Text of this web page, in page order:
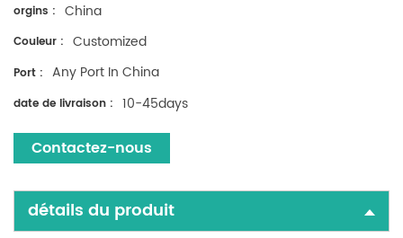
orgins : China
Couleur : Customized
Port : Any Port In China
date de livraison : 10-45days
Contactez-nous
détails du produit